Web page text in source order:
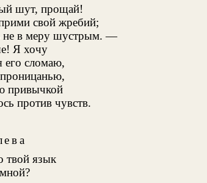
шут, прощай!
свой жребий;
не в меру шустрым. —
Я хочу
его сломаю,
привычкой
против чувств.
твой язык